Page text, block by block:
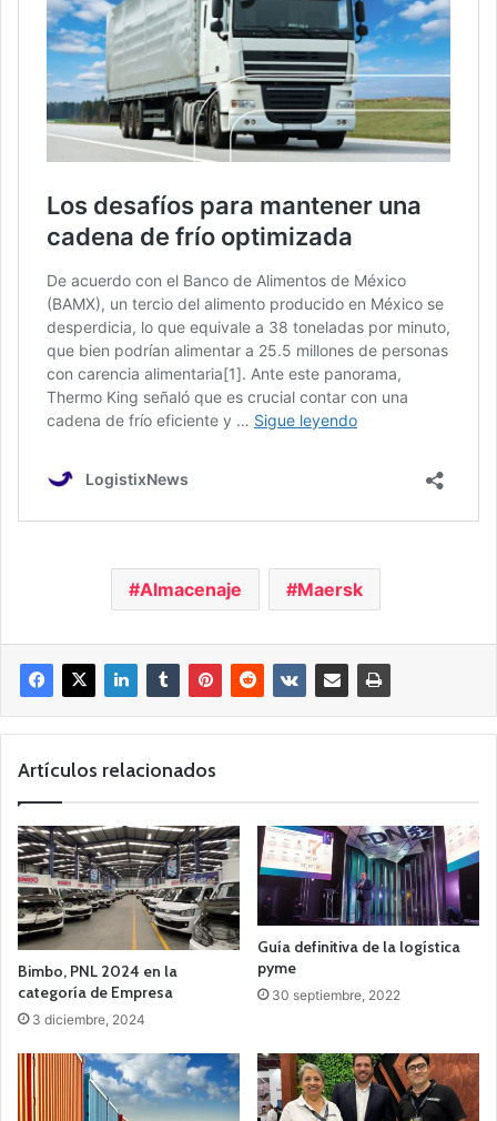
Almacenaje Maersk
Artículos relacionados
Bimbo, PNL 2024 en la
categoría de Empresa
3 diciembre, 2024
Guía definitiva de la logística
pyme
30 septiembre, 2022